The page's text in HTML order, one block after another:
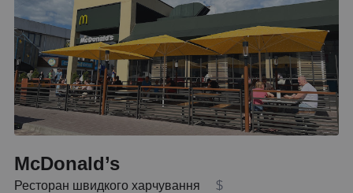
McDonald’s
Ресторан швидкого харчування $